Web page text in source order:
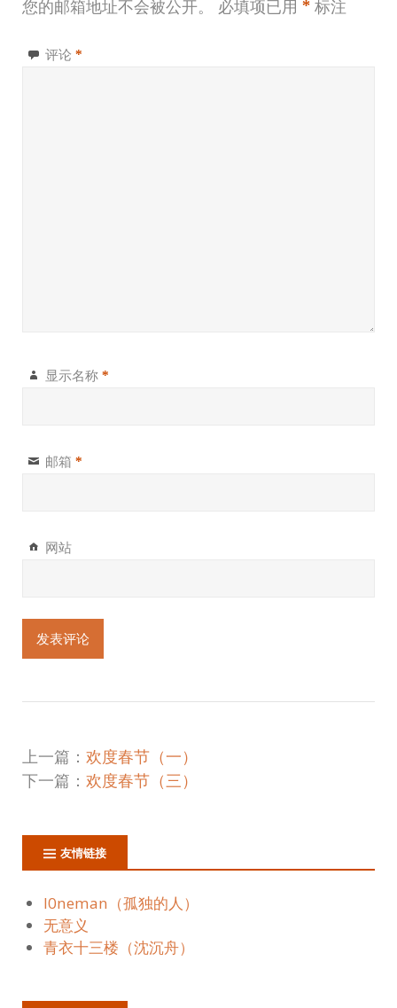
您的邮箱地址不会被公开。 必填项已用 * 标注
评论 *
显示名称 *
邮箱 *
网站
上一篇： 欢度春节（一）
下一篇： 欢度春节（三）
友情链接
l0neman（孤独的人）
无意义
青衣十三楼（沈沉舟）